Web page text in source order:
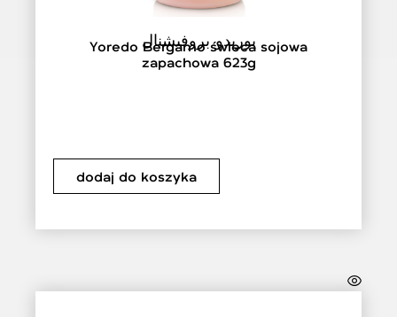
يوريدو بروفيشنال
Yoredo Bergamo świeca sojowa
zapachowa 623g
dodaj do koszyka